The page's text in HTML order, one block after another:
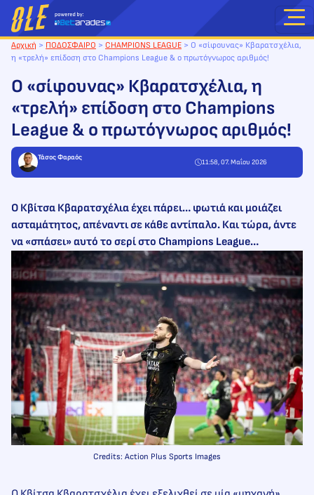
Μετάβαση
στο
περιεχόμενο
Αρχική > ΠΟΔΟΣΦΑΙΡΟ > CHAMPIONS LEAGUE > Ο «σίφουνας» Κβαρατσχέλια,
η «τρελή» επίδοση στο Champions League & ο πρωτόγνωρος αριθμός!
Ο «σίφουνας» Κβαρατσχέλια, η
«τρελή» επίδοση στο Champions
League & ο πρωτόγνωρος αριθμός!
Τάσος Φαραός
11:58, 07. Μαΐου 2026
Ο Κβίτσα Κβαρατσχέλια έχει πάρει… φωτιά και μοιάζει
ασταμάτητος, απέναντι σε κάθε αντίπαλο. Και τώρα, άντε
να «σπάσει» αυτό το σερί στο Champions League…
Credits: Action Plus Sports Images